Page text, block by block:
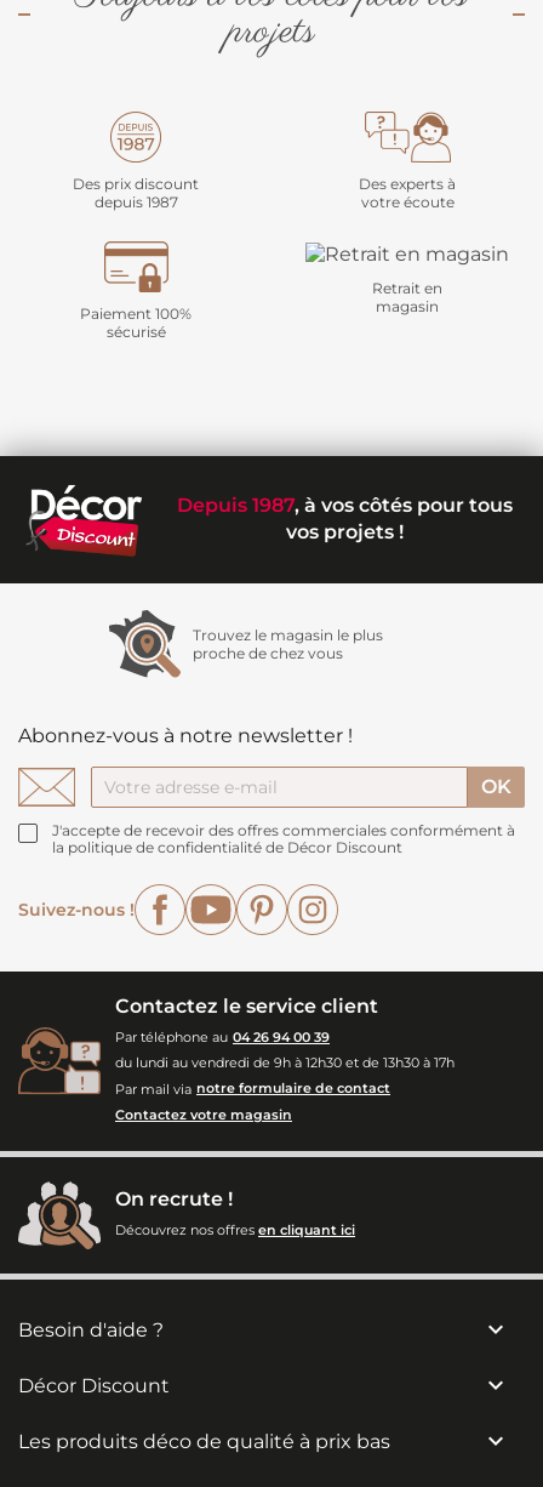
projets
Des prix discount
depuis 1987
Des experts à
votre écoute
Paiement 100%
sécurisé
Retrait en
magasin
Depuis 1987, à vos côtés pour tous
vos projets !
Trouvez le magasin le plus
proche de chez vous
Abonnez-vous à notre newsletter !
J'accepte de recevoir des offres commerciales conformément à
la politique de confidentialité de Décor Discount
Suivez-nous !
FacebookYouTubePinterest
Contactez le service client
Par téléphone au 04 26 94 00 39
du lundi au vendredi de 9h à 12h30 et de 13h30 à 17h
Par mail via notre formulaire de contact
Contactez votre magasin
On recrute !
Découvrez nos offres en cliquant ici
Besoin d'aide ? 
Décor Discount 
Les produits déco de qualité à prix bas 